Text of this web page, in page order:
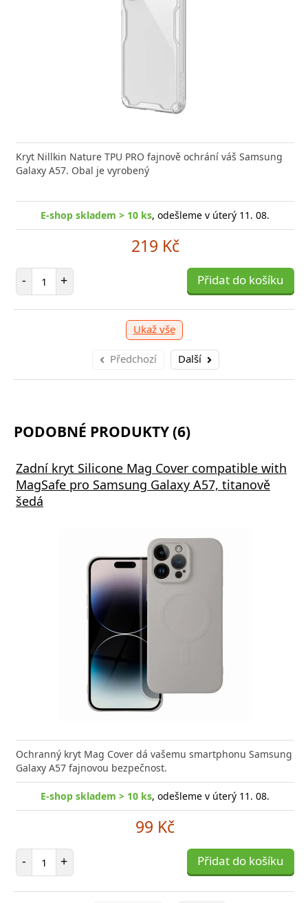
Kryt Nillkin Nature TPU PRO fajnově ochrání váš Samsung
Galaxy A57. Obal je vyrobený
E-shop skladem > 10 ks, odešleme v úterý 11. 08.
219 Kč
- Počet položek
+ Přidat do košíku
Ukaž vše
Předchozí Další
PODOBNÉ PRODUKTY (6)
Zadní kryt Silicone Mag Cover compatible with
MagSafe pro Samsung Galaxy A57, titanově
šedá
Ochranný kryt Mag Cover dá vašemu smartphonu Samsung
Galaxy A57 fajnovou bezpečnost.
E-shop skladem > 10 ks, odešleme v úterý 11. 08.
99 Kč
- Počet položek
+ Přidat do košíku